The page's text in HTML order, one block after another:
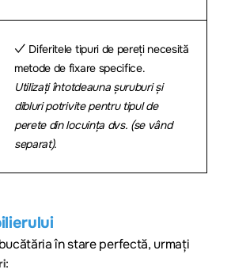
✓ Diferitele tipuri de pereți necesită
metode de fixare specifice.
Utilizați întotdeauna șuruburi și
dibluri potrivite pentru tipul de
perete din locuința dvs. (se vând
separat).
în stare perfectă, urmați
: